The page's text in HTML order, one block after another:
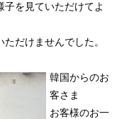
を見ていただけてよ
だけませんでした。
韓国からのお
客さま
お客様のお一